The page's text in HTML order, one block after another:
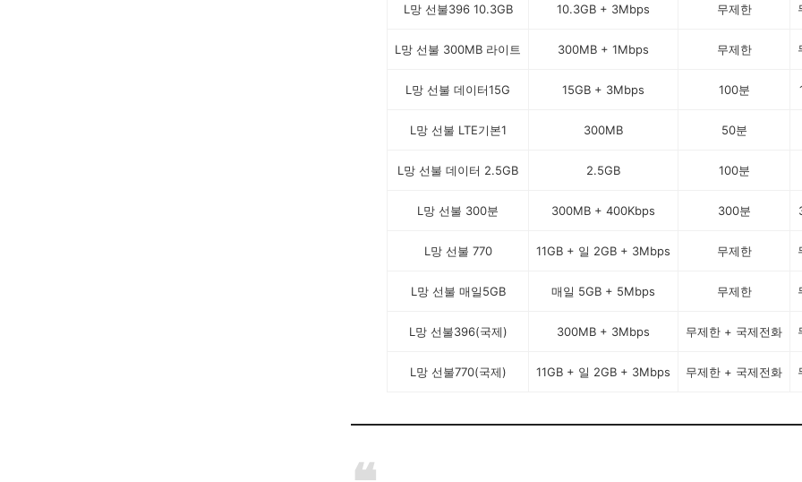
L망 선불396 10.3GB 10.3GB + 3Mbps 무제한
L망 선불 300MB 라이트 300MB + 1Mbps 무제한
L망 선불 데이터15G 15GB + 3Mbps 100분
L망 선불 LTE기본1 300MB 50분
L망 선불 데이터 2.5GB 2.5GB 100분
L망 선불 300분 300MB + 400Kbps 300분
L망 선불 770 11GB + 일 2GB + 3Mbps 무제한
L망 선불 매일5GB 매일 5GB + 5Mbps 무제한
L망 선불396(국제) 300MB + 3Mbps 무제한 + 국제전화
L망 선불770(국제) 11GB + 일 2GB + 3Mbps 무제한 + 국제전화